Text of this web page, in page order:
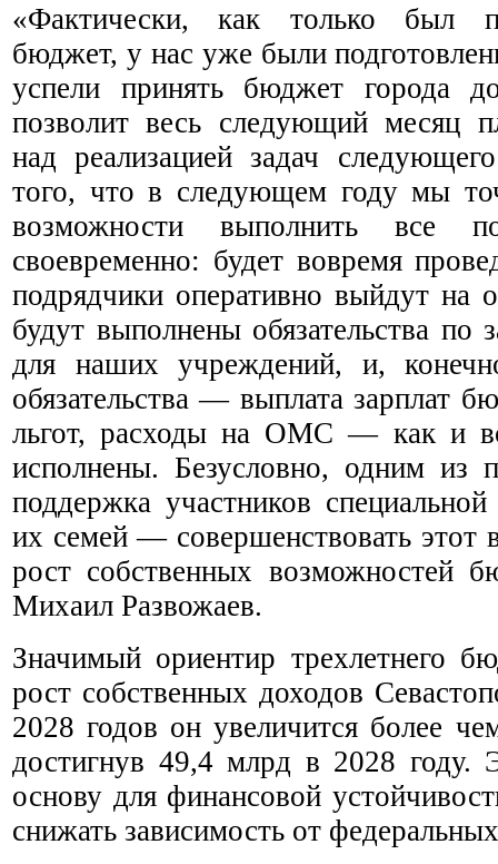
«Фактически, как только был
бюджет, у нас уже были
успели принять бюджет города
позволит весь следующий месяц
над реализацией задач
того, что в следующем году мы
возможности выполнить все
своевременно: будет вовремя
подрядчики оперативно выйдут на
будут выполнены обязательства по
для наших учреждений, и,
обязательства — выплата зарплат
льгот, расходы на ОМС — как и
исполнены. Безусловно, одним из
поддержка участников
их семей — совершенствовать этот
рост собственных возможностей
Михаил Развожаев.
Значимый ориентир трехлетнего
рост собственных доходов
2028 годов он увеличится более
достигнув 49,4 млрд в 2028 году.
основу для финансовой
снижать зависимость от